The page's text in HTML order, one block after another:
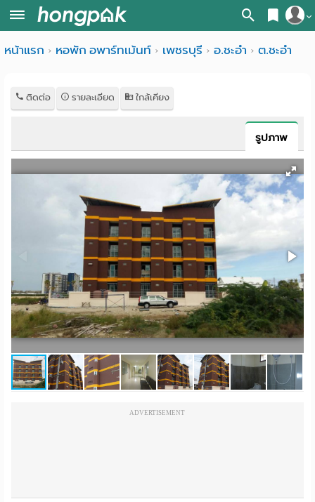
สมัครสมาชิก
หน้า
ค้นหา
ค้นตามจังหวัด
ค้นจากสถานศึกษา
ค้นจากแผนที่
ค้นแบบละเอียด
ห้อง
พัก
ราย
เดือน
ห้อง
หน้าแรก หอพัก อพาร์ทเม้นท์ เพชรบุรี อ.ชะอำ ต.ชะอำ
ติดต่อ รายละเอียด ใกล้เคียง
รูปภาพ
ADVERTISEMENT